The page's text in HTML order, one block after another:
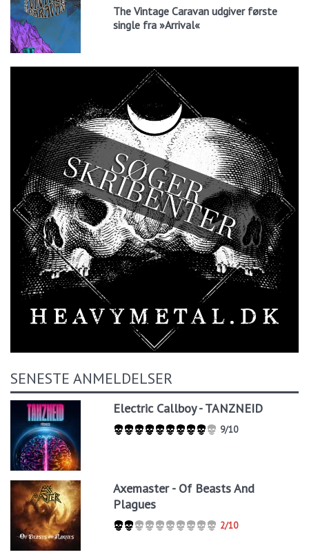
The Vintage Caravan udgiver første
single fra »Arrival«
SENESTE ANMELDELSER
Electric Callboy - TANZNEID
9/10
Axemaster - Of Beasts And
Plagues
2/10